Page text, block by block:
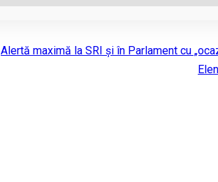
Alertă maximă la SRI şi în Parlament cu